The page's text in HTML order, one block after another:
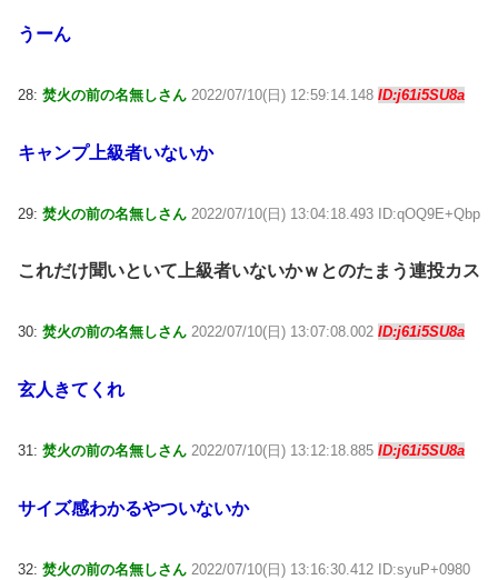
うーん
28: 焚火の前の名無しさん 2022/07/10(日) 12:59:14.148 ID:j61i5SU8a
キャンプ上級者いないか
29: 焚火の前の名無しさん 2022/07/10(日) 13:04:18.493 ID:qOQ9E+Qbp
これだけ聞いといて上級者いないかｗとのたまう連投カス
30: 焚火の前の名無しさん 2022/07/10(日) 13:07:08.002 ID:j61i5SU8a
玄人きてくれ
31: 焚火の前の名無しさん 2022/07/10(日) 13:12:18.885 ID:j61i5SU8a
サイズ感わかるやついないか
32: 焚火の前の名無しさん 2022/07/10(日) 13:16:30.412 ID:syuP+0980